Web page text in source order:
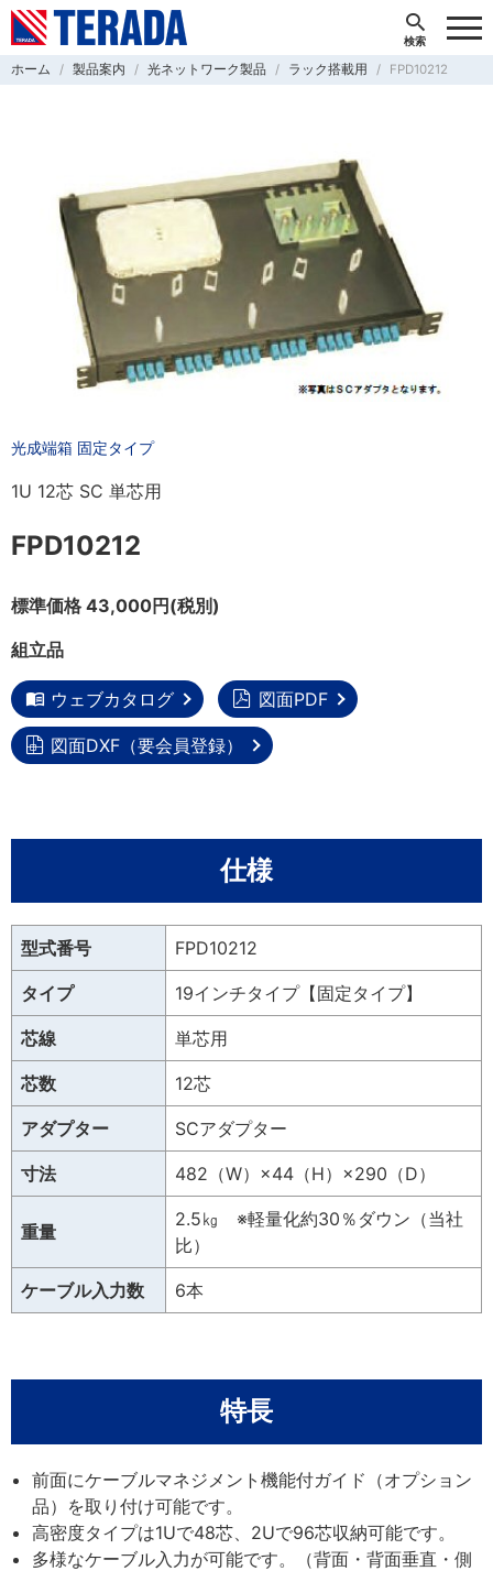
ホーム 製品案内 光ネットワーク製品 ラック搭載用 FPD10212
光成端箱 固定タイプ
1U 12芯 SC 単芯用
FPD10212
標準価格 43,000円(税別)
組立品
ウェブカタログ 図面PDF
図面DXF（要会員登録）
仕様
型式番号 FPD10212
タイプ 19インチタイプ【固定タイプ】
芯線 単芯用
芯数 12芯
アダプター SCアダプター
寸法 482（W）×44（H）×290（D）
重量
2.5㎏ ※軽量化約30％ダウン（当社
比）
ケーブル入力数 6本
特長
前面にケーブルマネジメント機能付ガイド（オプション
品）を取り付け可能です。
高密度タイプは1Uで48芯、2Uで96芯収納可能です。
多様なケーブル入力が可能です。（背面・背面垂直・側